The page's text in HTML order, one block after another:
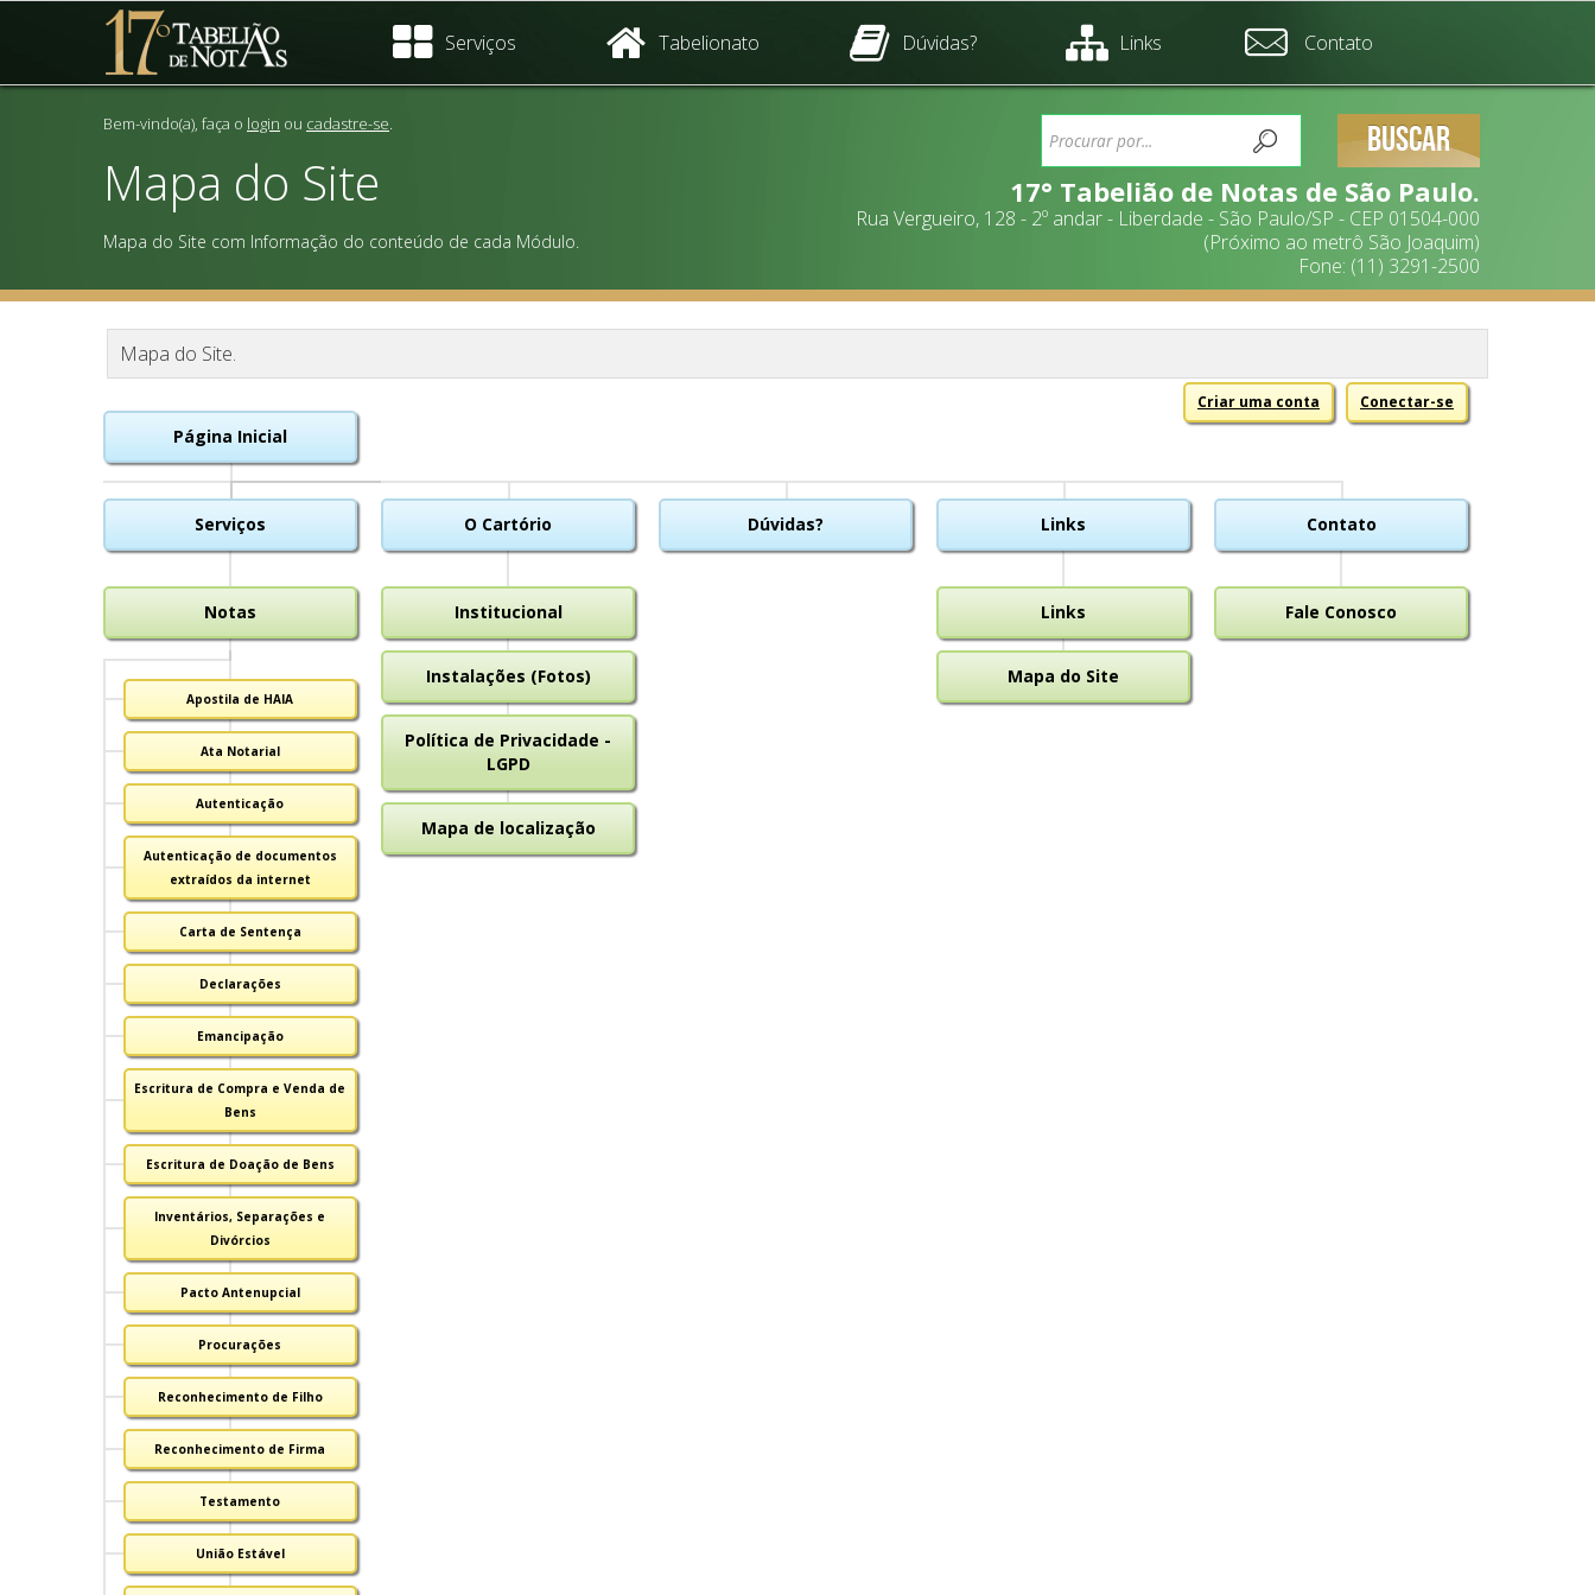
Serviços Tabelionato Dúvidas? Links Contato
BUSCAR
17° Tabelião de Notas de São Paulo.
Rua Vergueiro, 128 - 2º andar - Liberdade - São Paulo/SP - CEP 01504-000
(Próximo ao metrô São Joaquim)
Fone: (11) 3291-2500
Bem-vindo(a), faça o login ou cadastre-se.
Mapa do Site
Mapa do Site com Informação do conteúdo de cada Módulo.
Mapa do Site.
Criar uma conta Conectar-se
Página Inicial
Serviços
Notas
Apostila de HAIA
Ata Notarial
Autenticação
Autenticação de documentos
extraídos da internet
Carta de Sentença
Declarações
Emancipação
Escritura de Compra e Venda de
Bens
Escritura de Doação de Bens
Inventários, Separações e
Divórcios
Pacto Antenupcial
Procurações
Reconhecimento de Filho
Reconhecimento de Firma
Testamento
União Estável
O Cartório
Institucional
Instalações (Fotos)
Política de Privacidade -
LGPD
Mapa de localização
Dúvidas? Links
Links
Mapa do Site
Contato
Fale Conosco